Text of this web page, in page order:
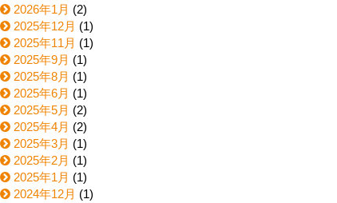
2026年1月 (2)
2025年12月 (1)
2025年11月 (1)
2025年9月 (1)
2025年8月 (1)
2025年6月 (1)
2025年5月 (2)
2025年4月 (2)
2025年3月 (1)
2025年2月 (1)
2025年1月 (1)
2024年12月 (1)